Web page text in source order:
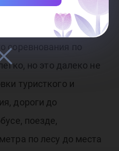
результат.
соревнования по
но это далеко не
туристкого и
дороги до
поезде,
по лесу до места